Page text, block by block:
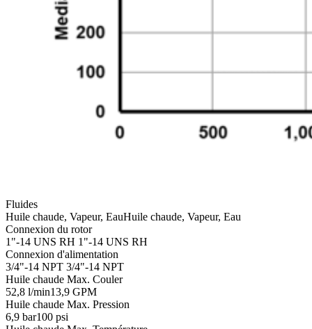
Fluides
Huile chaude, Vapeur, EauHuile chaude, Vapeur, Eau
Connexion du rotor
1"-14 UNS RH 1"-14 UNS RH
Connexion d'alimentation
3/4"-14 NPT 3/4"-14 NPT
Huile chaude Max. Couler
52,8 l/min13,9 GPM
Huile chaude Max. Pression
6,9 bar100 psi